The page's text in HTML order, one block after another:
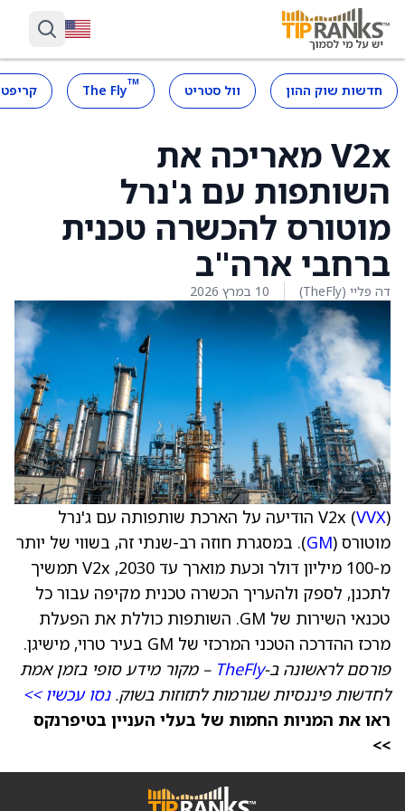
חדשות שוק ההון וול סטריט ™
The Fly
V2x מאריכה את
השותפות עם ג'נרל
מוטורס להכשרה טכנית
ברחבי ארה"ב
דה פליי (TheFly) 10 במרץ 2026
V2x (VVX
) הודיעה על הארכת שותפותה עם ג'נרל
מוטורס (GM). במסגרת חוזה רב-שנתי זה, בשווי של יותר
מ-100 מיליון דולר וכעת מוארך עד 2030, V2x תמשיך
לתכנן, לספק ולהעריך הכשרה טכנית מקיפה עבור כל
טכנאי השירות של GM. השותפות כוללת את הפעלת
מרכז ההדרכה הטכני המרכזי של GM בעיר טרוי, מישיגן.
פורסם לראשונה ב-TheFly – מקור מידע סופי בזמן אמת
לחדשות פיננסיות שגורמות לתזוזות בשוק.נסו עכשיו >>
ראו את המניות החמות של בעלי העניין בטיפרנקס
>>